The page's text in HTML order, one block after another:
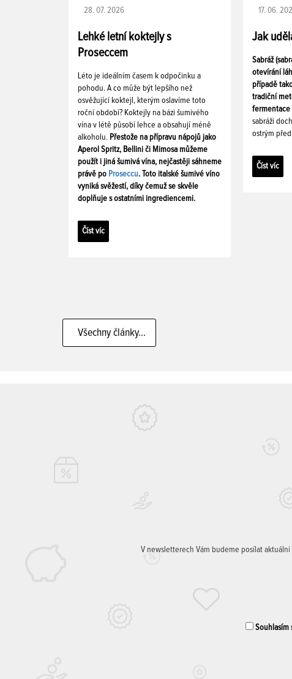
28. 07. 2026
Lehké letní koktejly s
Proseccem
Léto je ideálním časem k odpočinku a
pohodu. A co může být lepšího než
osvěžující koktejl, kterým oslavíme toto
roční období? Koktejly na bázi šumivého
vína v létě působí lehce a obsahují méně
alkoholu. Přestože na přípravu nápojů jako
Aperol Spritz, Bellini či Mimosa můžeme
použít i jiná šumivá vína, nejčastěji sáhneme
právě po Proseccu. Toto italské šumivé víno
vyniká svěžestí, díky čemuž se skvěle
doplňuje s ostatními ingrediencemi.
Číst víc
17. 06.
Jak
Sabráž
otevírání
případě
tradiční
fermentace
sabráži
ostrým
Číst víc
Všechny články...
V newsletterech Vám budeme posílat
Souhlasím